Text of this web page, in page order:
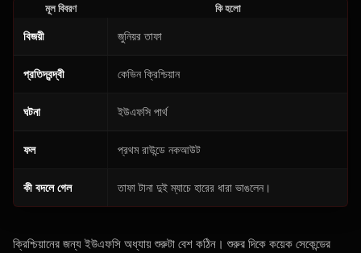
মূল বিবরণ কি হলো
বিজয়ী জুনিয়র তাফা
প্রতিদ্বন্দ্বী কেভিন ক্রিশ্চিয়ান
ঘটনা ইউএফসি পার্থ
ফল প্রথম রাউন্ডে নকআউট
কী বদলে গেল তাফা টানা দুই ম্যাচে হারের ধারা ভাঙলেন।
ক্রিশ্চিয়ানের জন্য ইউএফসি অধ্যায় শুরুটা বেশ কঠিন। শুরুর দিকে কয়েক সেকেন্ডের